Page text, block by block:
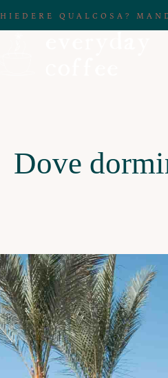
QUALCOSA?
Dove